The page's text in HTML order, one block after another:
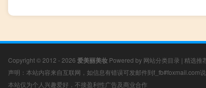
Copyright © 2012 - 2026 爱美丽美妆 Powered by 网站分类目录 | 精选推
声明：本站内容来自互联网，如信息有错误可发邮件到f_fb#foxmail.com
本站仅为个人兴趣爱好，不接盈利性广告及商业合作